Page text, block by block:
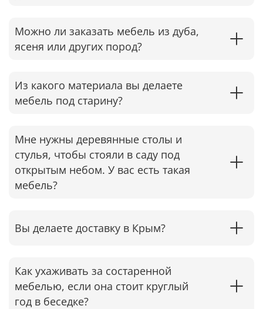
Можно ли заказать мебель из дуба,
ясеня или других пород?
Из какого материала вы делаете
мебель под старину?
Мне нужны деревянные столы и
стулья, чтобы стояли в саду под
открытым небом. У вас есть такая
мебель?
Вы делаете доставку в Крым?
Как ухаживать за состаренной
мебелью, если она стоит круглый
год в беседке?​